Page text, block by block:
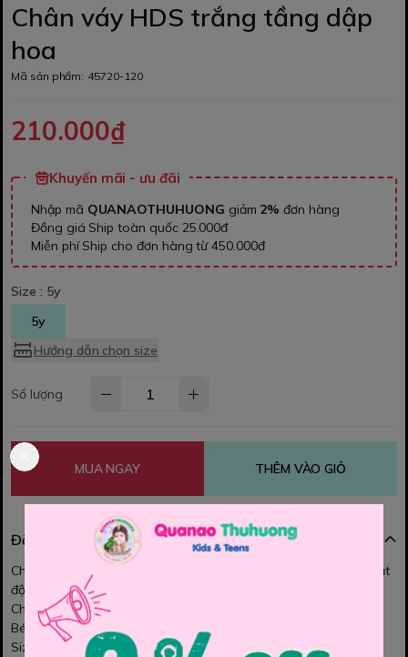
Chân váy HDS trắng tầng dập
hoa
Mã sản phẩm: 45720-120
210.000₫
Khuyến mãi - ưu đãi
Nhập mã QUANAOTHUHUONG giảm 2% đơn hàng
Đồng giá Ship toàn quốc 25.000đ
Miễn phí Ship cho đơn hàng từ 450.000đ
Size : 5y
5y
Hướng dẫn chọn size
Số lượng
MUA NGAY THÊM VÀO GIỎ
Đặc điểm nổi bật
Chân váy xòe đính nơ hot nhất năm! Kèm quần bé thoải mái hoạt
động Siêu dễ kết hợp đồ - gì cũng xinh yêu hết nấc luôn.
Chất vải mềm mịn xịn sò. Ưng lắm ạ.
Bé iu phối cùng áo kiểu thì xinh lắm lun đấy ạ.
Size 120, 130, 140, 150, 160 (Cho bé 18-35ki)